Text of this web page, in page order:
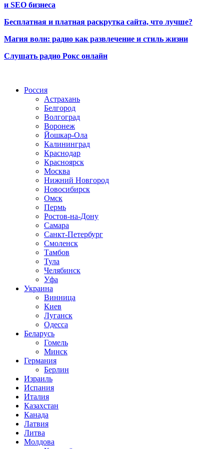
и SEO бизнеса
Бесплатная и платная раскрутка сайта, что лучше?
Магия волн: радио как развлечение и стиль жизни
Слушать радио Рокс онлайн
Россия
Астрахань
Белгород
Волгоград
Воронеж
Йошкар-Ола
Калининград
Краснодар
Красноярск
Москва
Нижний Новгород
Новосибирск
Омск
Пермь
Ростов-на-Дону
Самара
Санкт-Петербург
Смоленск
Тамбов
Тула
Челябинск
Уфа
Украина
Винница
Киев
Луганск
Одесса
Беларусь
Гомель
Минск
Германия
Берлин
Израиль
Испания
Италия
Казахстан
Канада
Латвия
Литва
Молдова